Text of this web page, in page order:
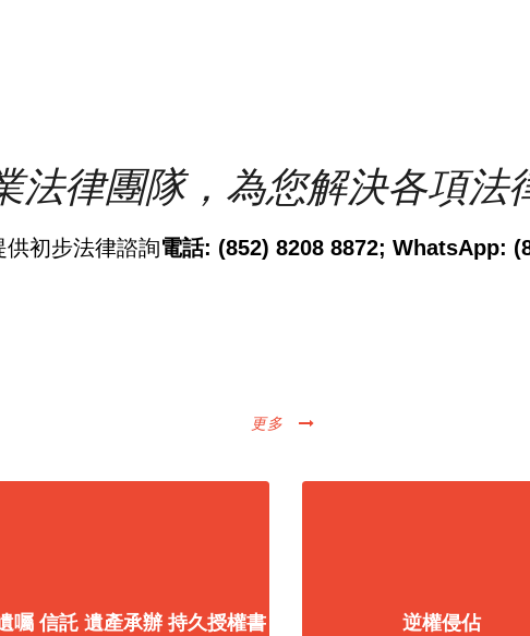
法律團隊，為您解決各項法
供初步法律諮詢電話: (852) 8208 8872; WhatsApp:
更多
囑 信託 遺產承辦 持久授權書
逆權侵佔